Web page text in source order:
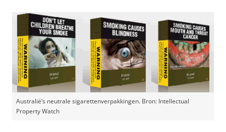
Australië’s neutrale sigarettenverpakkingen. Bron: Intellectual
Property Watch